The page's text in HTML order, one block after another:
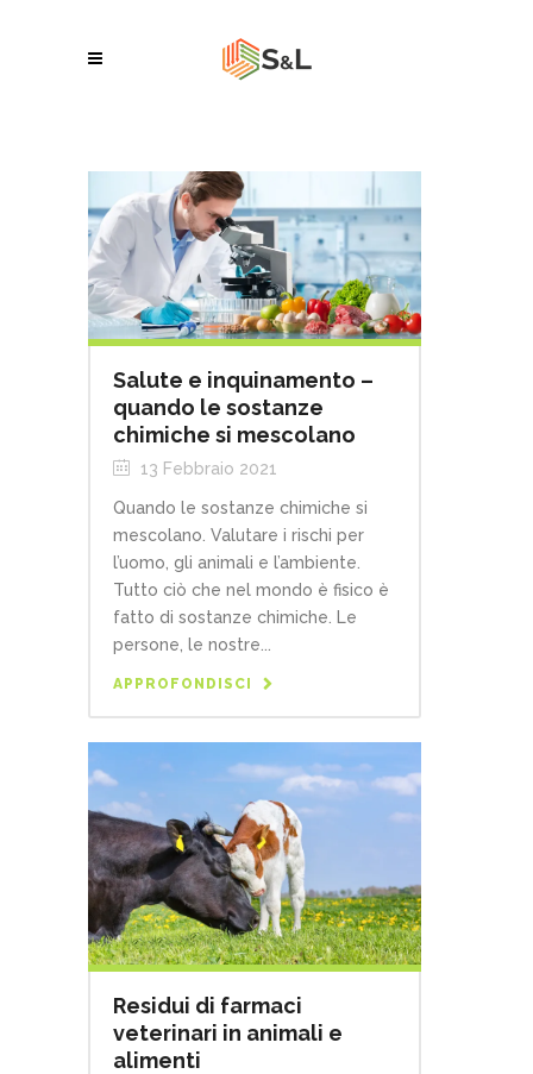
Salute e inquinamento –
quando le sostanze
chimiche si mescolano
13 Febbraio 2021
Quando le sostanze chimiche si
mescolano. Valutare i rischi per
l’uomo, gli animali e l’ambiente.
Tutto ciò che nel mondo è fisico è
fatto di sostanze chimiche. Le
persone, le nostre...
APPROFONDISCI
Residui di farmaci
veterinari in animali e
alimenti